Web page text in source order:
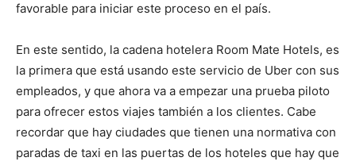
favorable para iniciar este proceso en el país.
En este sentido, la cadena hotelera Room Mate Hotels, es
la primera que está usando este servicio de Uber con sus
empleados, y que ahora va a empezar una prueba piloto
para ofrecer estos viajes también a los clientes. Cabe
recordar que hay ciudades que tienen una normativa con
paradas de taxi en las puertas de los hoteles que hay que